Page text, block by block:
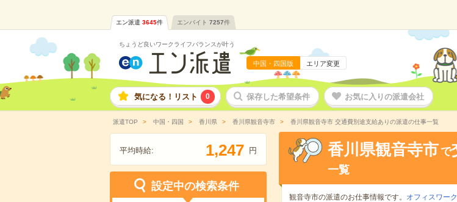
エン派遣 3645件 エンバイト 7257件
ちょうど良いワークライフバランスが叶う
中国・四国版 エリア変更
気になる！リスト 0 保存した希望条件 お気に入りの派遣会社
派遣TOP 中国・四国 香川県 香川県観音寺市 香川県観音寺市 交通費別途支給ありの派遣の仕事一覧
平均時給: 1,247 円
設定中の検索条件
香川県観音寺市 で
一覧
観音寺市の派遣のお仕事情報です。 オフィスワー